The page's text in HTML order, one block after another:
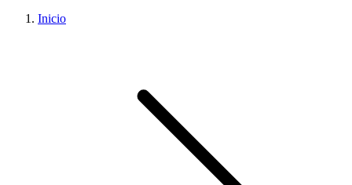
Inicio